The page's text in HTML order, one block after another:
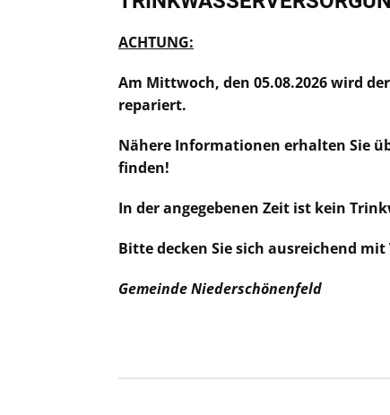
ACHTUNG:
Am Mittwoch, den 05.08.2026 wird
repariert.
Nähere Informationen erhalten Sie
finden!
In der angegebenen Zeit ist kein
Bitte decken Sie sich ausreichend
Gemeinde Niederschönenfeld